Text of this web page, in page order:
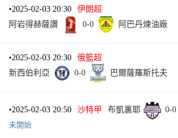
•2025-02-03 20:30
伊朗超
阿岩得赫薩讚
0-0 阿巴丹煉油廠
•2025-02-03 20:30
俄籃超
新西伯利亞
0-0 巴爾薩羅斯托夫
•2025-02-03 20:50 沙特甲 布凱裏耶 0-0
未開始